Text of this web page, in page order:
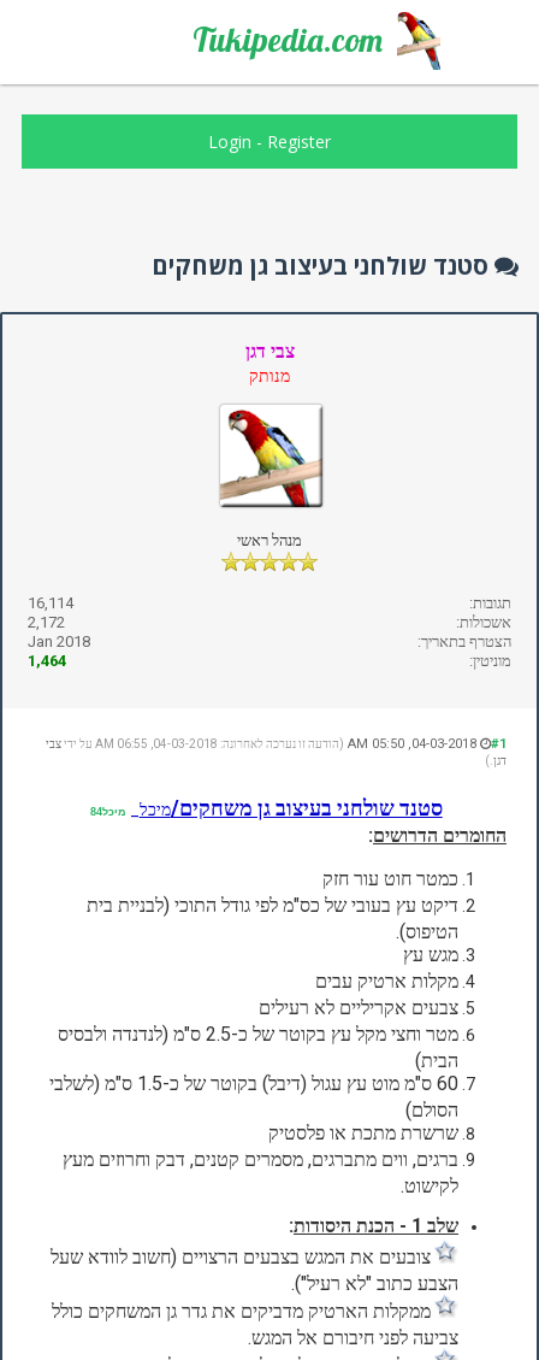
Tukipedia.com
Login - Register
סטנד שולחני בעיצוב גן משחקים
צבי דגן
מנותק
מנהל ראשי
תגובות:
16,114
אשכולות:
2,172
הצטרף בתאריך:
Jan 2018
מוניטין:
1,464
#1 (הודעה זו נערכה לאחרונה: 04-03-2018, 06:55 AM על ידי
צבי
דגן .)
סטנד שולחני בעיצוב גן משחקים/מיכל מיכל84
החומרים הדרושים:
כמטר חוט עור חזק
דיקט עץ בעובי של כס"מ לפי גודל התוכי (לבניית בית
הטיפוס).
מגש עץ
מקלות ארטיק עבים
צבעים אקריליים לא רעילים
מטר וחצי מקל עץ בקוטר של כ-2.5 ס"מ (לנדנדה ולבסיס
הבית)
60 ס"מ מוט עץ עגול (דיבל) בקוטר של כ-1.5 ס"מ (לשלבי
הסולם)
שרשרת מתכת או פלסטיק
ברגים, ווים מתברגים, מסמרים קטנים, דבק וחרוזים מעץ
לקישוט.
שלב 1 - הכנת היסודות
:
צובעים את המגש בצבעים הרצויים (חשוב לוודא שעל
הצבע כתוב "לא רעיל").
ממקלות הארטיק מדביקים את גדר גן המשחקים כולל
צביעה לפני חיבורם אל המגש.